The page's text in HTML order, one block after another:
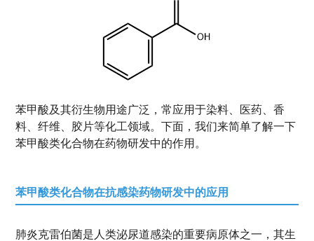
苯甲酸及其衍生物用途广泛，常应用于染料、医药、香
料、纤维、胶片等化工领域。下面，我们来简单了解一下
苯甲酸类化合物在药物研发中的作用。
苯甲酸类化合物在抗感染药物研发中的应用
肺炎克雷伯菌是人类泌尿道感染的重要病原体之一，其生